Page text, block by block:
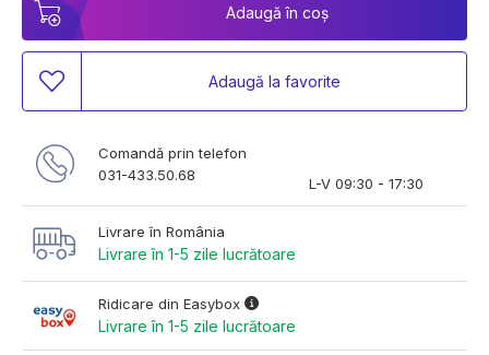
Adaugă în coș
Adaugă la favorite
Comandă prin telefon
031-433.50.68
L-V 09:30 - 17:30
Livrare în România
Livrare în 1-5 zile lucrătoare
Ridicare din Easybox
Livrare în 1-5 zile lucrătoare